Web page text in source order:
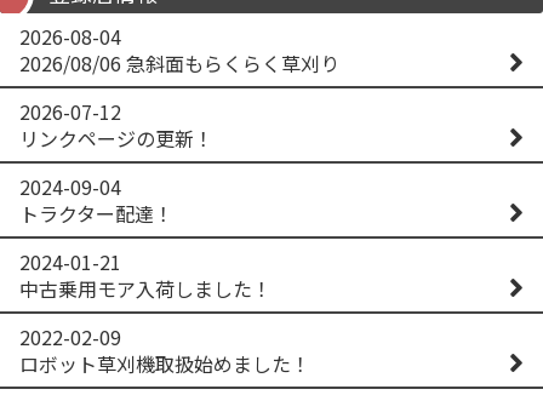
2026-08-04
2026/08/06 急斜面もらくらく草刈り
2026-07-12
リンクページの更新！
2024-09-04
トラクター配達！
2024-01-21
中古乗用モア入荷しました！
2022-02-09
ロボット草刈機取扱始めました！